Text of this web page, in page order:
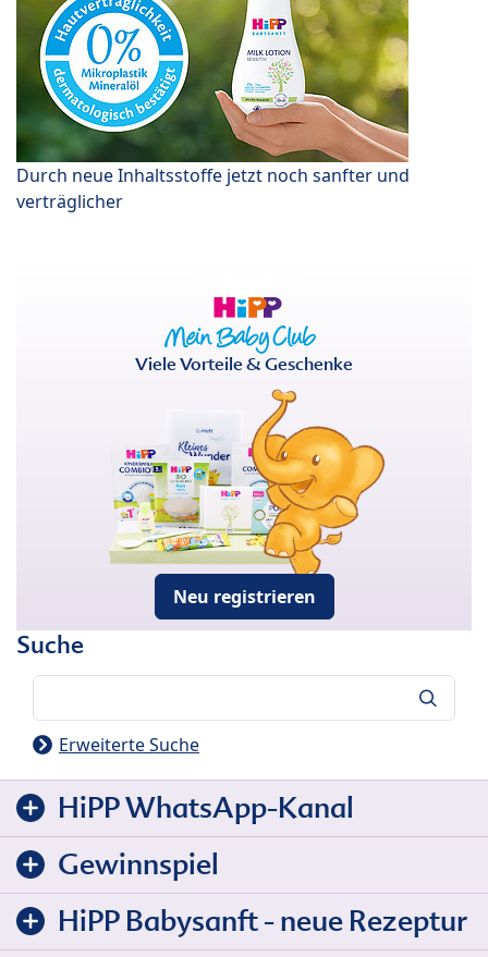
Durch neue Inhaltsstoffe jetzt noch sanfter und
verträglicher
Viele Vorteile & Geschenke
Neu registrieren
Suche
Erweiterte Suche
HiPP WhatsApp-Kanal
Gewinnspiel
HiPP Babysanft - neue Rezeptur